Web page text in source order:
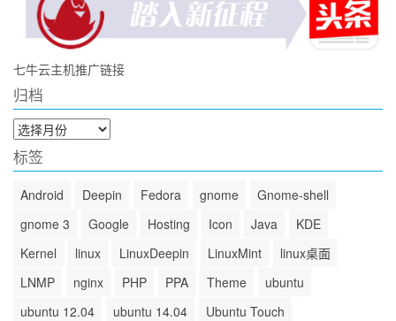
七牛云主机推广链接
归档
归
档
标签
Android Deepin Fedora gnome
Gnome-shell
gnome 3
Google Hosting Icon Java
KDE
Kernel
linux LinuxDeepin LinuxMint
linux桌面
LNMP
nginx PHP PPA Theme
ubuntu
ubuntu 12.04
ubuntu 14.04
Ubuntu Touch